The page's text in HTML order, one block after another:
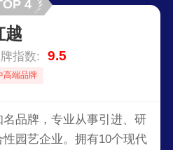
4
越
指数: 9.5
高端品牌
名品牌，专业从事引进、研
园艺企业。拥有10个现代